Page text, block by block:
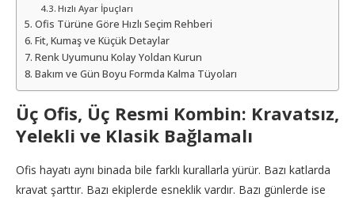
Hızlı Ayar İpuçları
Ofis Türüne Göre Hızlı Seçim Rehberi
Fit, Kumaş ve Küçük Detaylar
Renk Uyumunu Kolay Yoldan Kurun
Bakım ve Gün Boyu Formda Kalma Tüyoları
Üç Ofis, Üç Resmi Kombin: Kravatsız,
Yelekli ve Klasik Bağlamalı
Ofis hayatı aynı binada bile farklı kurallarla yürür. Bazı katlarda
kravat şarttır. Bazı ekiplerde esneklik vardır. Bazı günlerde ise